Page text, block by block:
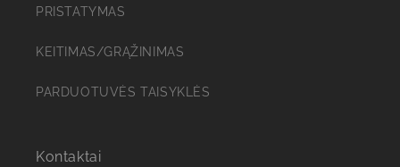
PRISTATYMAS
KEITIMAS/GRĄŽINIMAS
PARDUOTUVĖS TAISYKLĖS
Kontaktai